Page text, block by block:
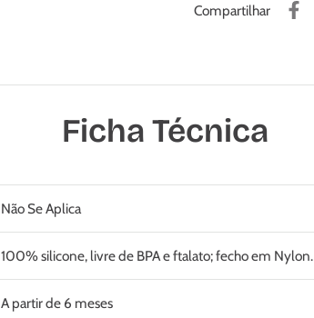
Compartilhar
Ficha Técnica
Não Se Aplica
100% silicone, livre de BPA e ftalato; fecho em Nylon.
A partir de 6 meses